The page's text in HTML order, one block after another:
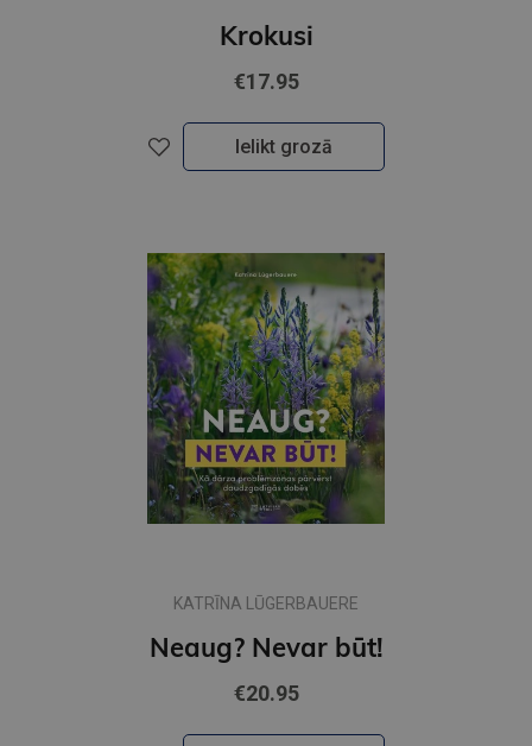
Krokusi
€17.95
Ielikt grozā
KATRĪNA LŪGERBAUERE
Neaug? Nevar būt!
€20.95